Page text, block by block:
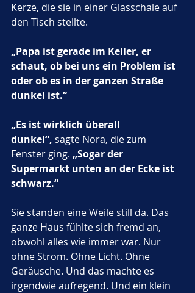
Kerze, die sie in einer Glasschale auf
den Tisch stellte.
„Papa ist gerade im Keller, er
schaut, ob bei uns ein Problem ist
oder ob es in der ganzen Straße
dunkel ist.“
„Es ist wirklich überall
dunkel“, sagte Nora, die zum
Fenster ging. „Sogar der
Supermarkt unten an der Ecke ist
schwarz.“
Sie standen eine Weile still da. Das
ganze Haus fühlte sich fremd an,
obwohl alles wie immer war. Nur
ohne Strom. Ohne Licht. Ohne
Geräusche. Und das machte es
irgendwie aufregend. Und ein klein